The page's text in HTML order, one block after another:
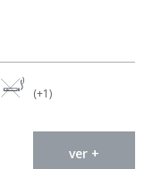
(+1)
ver +